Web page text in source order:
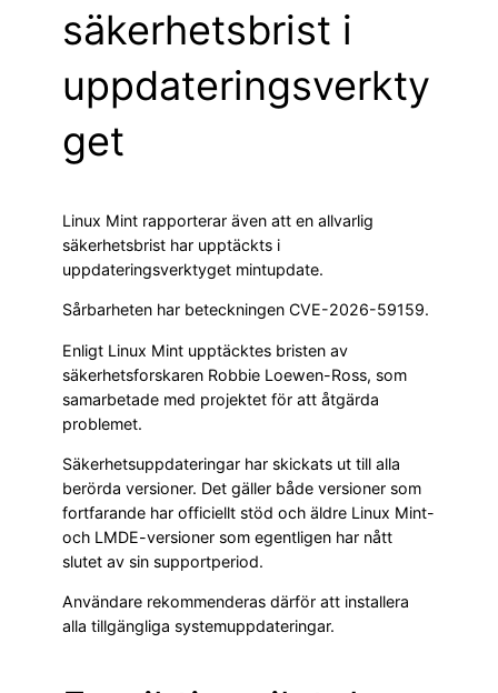
säkerhetsbrist i
uppdateringsverkty
get
Linux Mint rapporterar även att en allvarlig
säkerhetsbrist har upptäckts i
uppdateringsverktyget mintupdate.
Sårbarheten har beteckningen CVE-2026-59159.
Enligt Linux Mint upptäcktes bristen av
säkerhetsforskaren Robbie Loewen-Ross, som
samarbetade med projektet för att åtgärda
problemet.
Säkerhetsuppdateringar har skickats ut till alla
berörda versioner. Det gäller både versioner som
fortfarande har officiellt stöd och äldre Linux Mint-
och LMDE-versioner som egentligen har nått
slutet av sin supportperiod.
Användare rekommenderas därför att installera
alla tillgängliga systemuppdateringar.